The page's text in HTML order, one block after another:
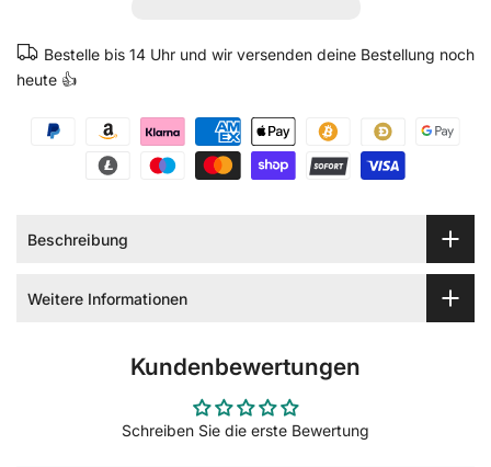
Bestelle bis 14 Uhr und wir versenden deine Bestellung noch
heute 👍
Beschreibung
Weitere Informationen
Kundenbewertungen
Schreiben Sie die erste Bewertung